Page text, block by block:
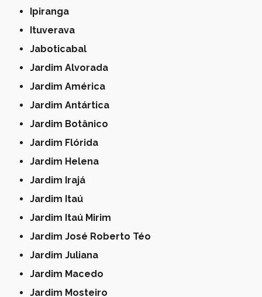
Ipiranga
Ituverava
Jaboticabal
Jardim Alvorada
Jardim América
Jardim Antártica
Jardim Botânico
Jardim Flórida
Jardim Helena
Jardim Irajá
Jardim Itaú
Jardim Itaú Mirim
Jardim José Roberto Téo
Jardim Juliana
Jardim Macedo
Jardim Mosteiro